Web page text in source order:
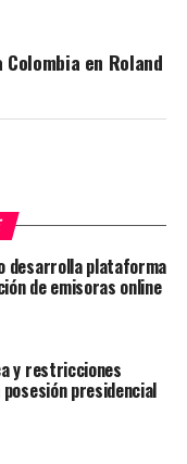
en Roland
desarrolla plataforma
de emisoras online
y restricciones
presidencial